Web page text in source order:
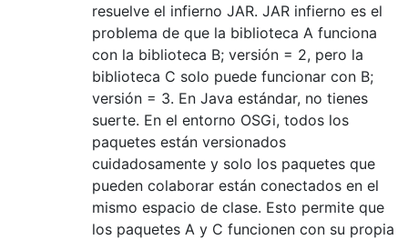
resuelve el infierno JAR. JAR infierno es el
problema de que la biblioteca A funciona
con la biblioteca B; versión = 2, pero la
biblioteca C solo puede funcionar con B;
versión = 3. En Java estándar, no tienes
suerte. En el entorno OSGi, todos los
paquetes están versionados
cuidadosamente y solo los paquetes que
pueden colaborar están conectados en el
mismo espacio de clase. Esto permite que
los paquetes A y C funcionen con su propia